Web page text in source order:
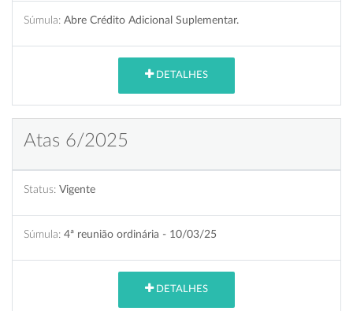
Súmula: Abre Crédito Adicional Suplementar.
DETALHES
Atas 6/2025
Status: Vigente
Súmula: 4ª reunião ordinária - 10/03/25
DETALHES